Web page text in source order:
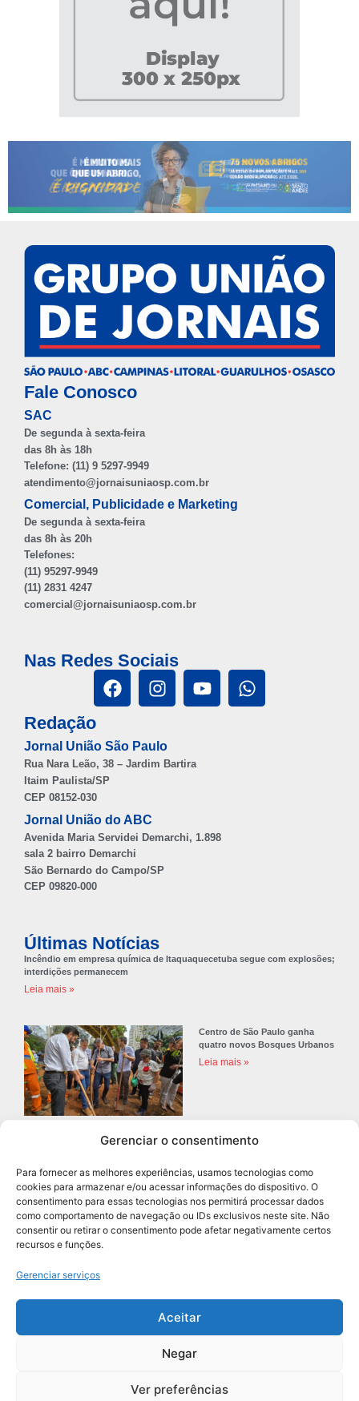
Gerenciar o consentimento
Para fornecer as melhores experiências, usamos tecnologias como
cookies para armazenar e/ou acessar informações do dispositivo. O
consentimento para essas tecnologias nos permitirá processar dados
como comportamento de navegação ou IDs exclusivos neste site. Não
consentir ou retirar o consentimento pode afetar negativamente certos
recursos e funções.
Gerenciar serviços
Aceitar
Negar
Ver preferências
Fale Conosco
SAC
De segunda à sexta-feira
das 8h às 18h
Telefone: (11) 9 5297-9949
atendimento@jornaisuniaosp.com.br
Comercial, Publicidade e Marketing
De segunda à sexta-feira
das 8h às 20h
Telefones:
(11) 95297-9949
(11) 2831 4247
comercial@jornaisuniaosp.com.br
Nas Redes Sociais
Redação
Jornal União São Paulo
Rua Nara Leão, 38 – Jardim Bartira
Itaim Paulista/SP
CEP 08152-030
Jornal União do ABC
Avenida Maria Servidei Demarchi, 1.898
sala 2 bairro Demarchi
São Bernardo do Campo/SP
CEP 09820-000
Últimas Notícias
Incêndio em empresa química de Itaquaquecetuba segue com explosões;
interdições permanecem
Leia mais »
Centro de São Paulo ganha
quatro novos Bosques Urbanos
Leia mais »
para professores
Leia mais »
Navegação
Grupo União de Jornais | Todos os Direitos Reservados